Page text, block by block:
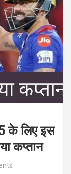
के लिए इस
कप्‍तान